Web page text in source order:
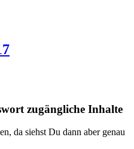
zugängliche Inhalte
da siehst Du dann aber genau